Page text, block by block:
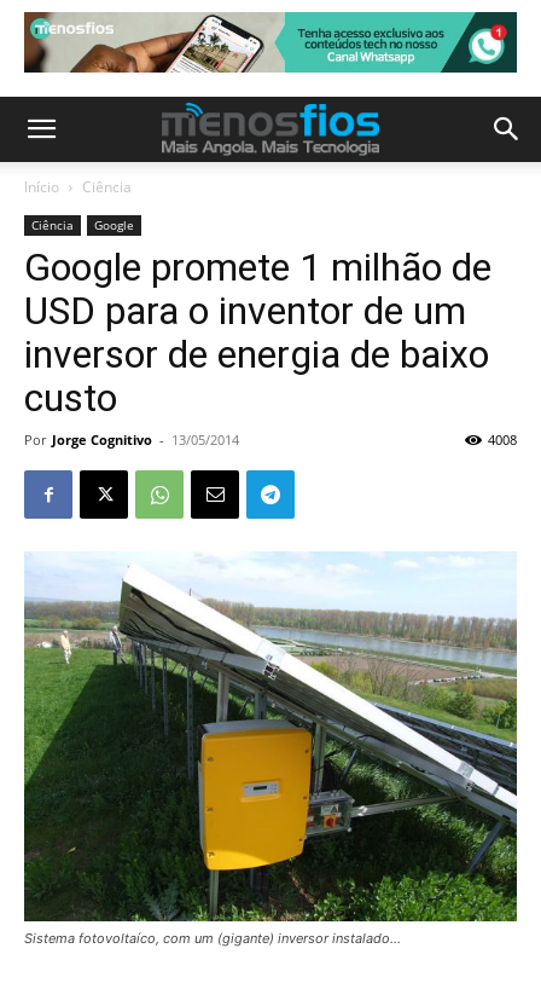
Início Ciência
Ciência Google
Google promete 1 milhão de
USD para o inventor de um
inversor de energia de baixo
custo
Por Jorge Cognitivo - 13/05/2014 4008
Sistema fotovoltaíco, com um (gigante) inversor instalado…